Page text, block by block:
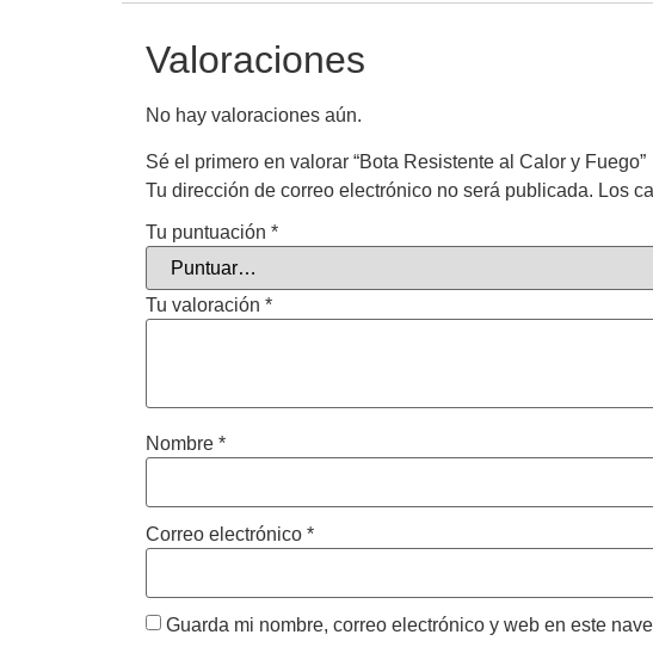
Valoraciones
No hay valoraciones aún.
Sé el primero en valorar “Bota Resistente al Calor y Fuego”
Tu dirección de correo electrónico no será publicada. Los
Tu puntuación *
Tu valoración *
Nombre *
Correo electrónico *
Guarda mi nombre, correo electrónico y web en este